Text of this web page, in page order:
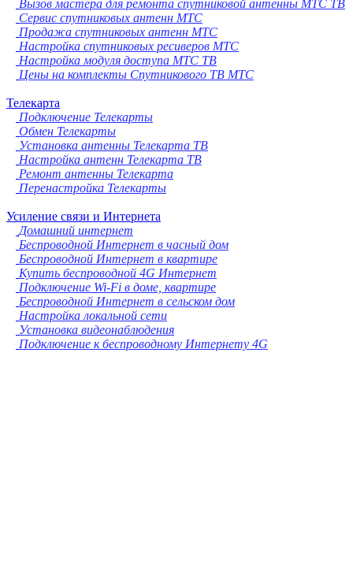
Вызов мастера для ремонта спутниковой антенны МТС ТВ
Сервис спутниковых антенн МТС
Продажа спутниковых антенн МТС
Настройка спутниковых ресиверов МТС
Настройка модуля доступа МТС ТВ
Цены на комплекты Спутникового ТВ МТС
Телекарта
Подключение Телекарты
Обмен Телекарты
Установка антенны Телекарта ТВ
Настройка антенн Телекарта ТВ
Ремонт антенны Телекарта
Перенастройка Телекарты
Усиление связи и Интернета
Домашний интернет
Беспроводной Интернет в часный дом
Беспроводной Интернет в квартире
Купить беспроводной 4G Интернет
Подключение Wi-Fi в доме, квартире
Беспроводной Интернет в сельском дом
Настройка локальной сети
Установка видеонаблюдения
Подключение к беспроводному Интернету 4G